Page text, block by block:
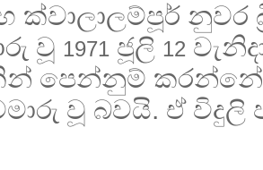
නුවර
වූ 1971 ජූලි 12
පෙන්නුම් කරන්නේ
වූ බවයි. ඒ